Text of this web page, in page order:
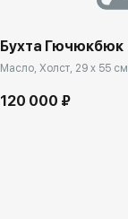
Бухта Гючюкбюк
Масло, Холст, 29 x 55 см
120 000 ₽